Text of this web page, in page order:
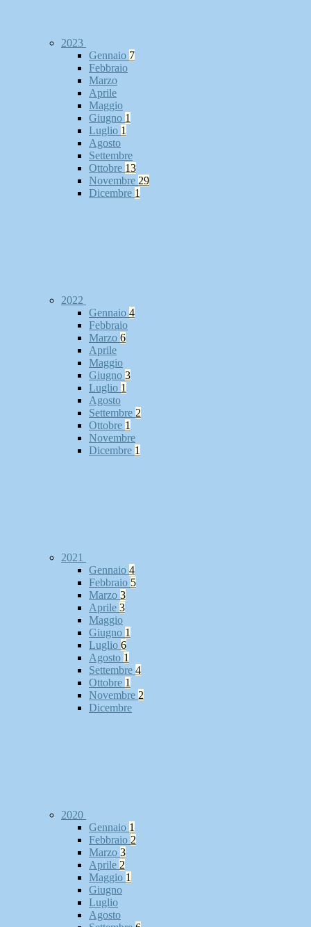
2023
Gennaio 7
Febbraio
Marzo
Aprile
Maggio
Giugno 1
Luglio 1
Agosto
Settembre
Ottobre 13
Novembre 29
Dicembre 1
2022
Gennaio 4
Febbraio
Marzo 6
Aprile
Maggio
Giugno 3
Luglio 1
Agosto
Settembre 2
Ottobre 1
Novembre
Dicembre 1
2021
Gennaio 4
Febbraio 5
Marzo 3
Aprile 3
Maggio
Giugno 1
Luglio 6
Agosto 1
Settembre 4
Ottobre 1
Novembre 2
Dicembre
2020
Gennaio 1
Febbraio 2
Marzo 3
Aprile 2
Maggio 1
Giugno
Luglio
Agosto